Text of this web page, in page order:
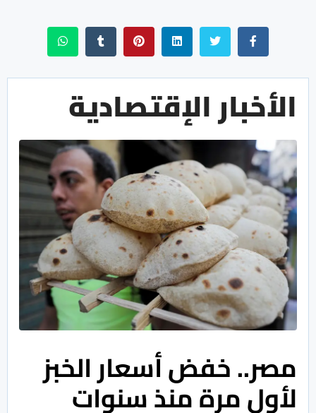
الأخبار الإقتصادية
مصر.. خفض أسعار الخبز
لأول مرة منذ سنوات